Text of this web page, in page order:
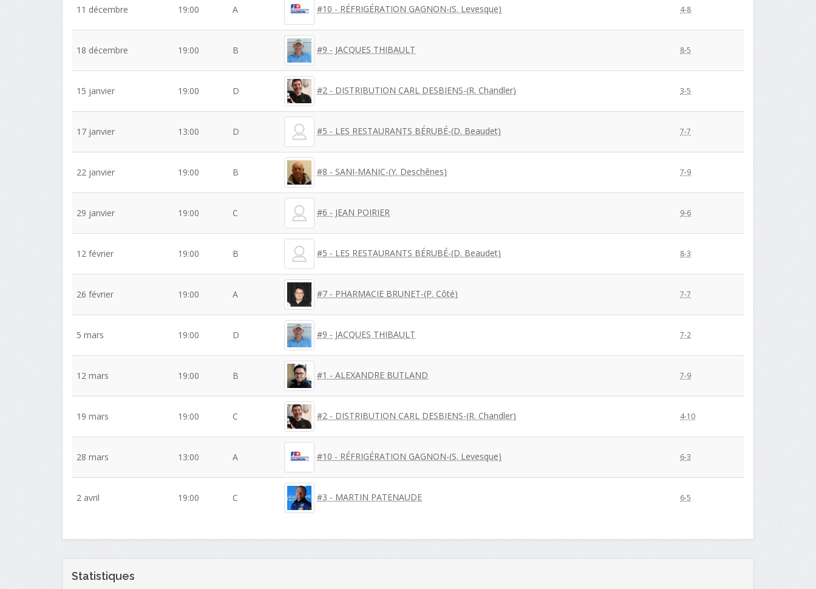
11 décembre 19:00 A #10 - RÉFRIGÉRATION GAGNON-(S. Levesque) 4-8
18 décembre 19:00 B #9 - JACQUES THIBAULT 8-5
15 janvier 19:00 D #2 - DISTRIBUTION CARL DESBIENS-(R. Chandler) 3-5
17 janvier 13:00 D #5 - LES RESTAURANTS BÉRUBÉ-(D. Beaudet) 7-7
22 janvier 19:00 B #8 - SANI-MANIC-(Y. Deschênes) 7-9
29 janvier 19:00 C #6 - JEAN POIRIER 9-6
12 février 19:00 B #5 - LES RESTAURANTS BÉRUBÉ-(D. Beaudet) 8-3
26 février 19:00 A #7 - PHARMACIE BRUNET-(P. Côté) 7-7
5 mars 19:00 D #9 - JACQUES THIBAULT 7-2
12 mars 19:00 B #1 - ALEXANDRE BUTLAND 7-9
19 mars 19:00 C #2 - DISTRIBUTION CARL DESBIENS-(R. Chandler) 4-10
28 mars 13:00 A #10 - RÉFRIGÉRATION GAGNON-(S. Levesque) 6-3
2 avril 19:00 C #3 - MARTIN PATENAUDE 6-5
Statistiques